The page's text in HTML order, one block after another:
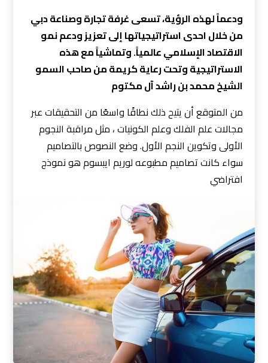
ودعماً لهذه الرؤية، تسعى غرفة تجارة وصناعة دبي
من خلال احدى استراتيجياتها إلى تعزيز ودعم نمو
الاقتصاد الإسلامي عالمياً. وتماشياً مع هذه
الاستراتيجية وتحت رعاية كريمة من صاحب السمو
الشيخ محمد بن راشد آل مكتوم
من المتوقع أن يتيح ذلك نطاقًا واسعًا من التحقيقات عبر
مجالات علم الفلك وعلم الكونيات ، مثل مراقبة النجوم
الأولى وتكوين النجم الأول. وضع النصوص بالتصاميم
سواء كانت تصاميم مطبوعه لوريم ايبسوم هو نموذج
افتراضي